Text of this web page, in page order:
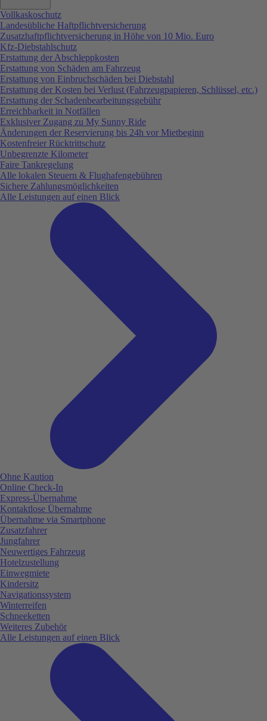
Vollkaskoschutz
Landesübliche Haftpflichtversicherung
Zusatzhaftpflichtversicherung in Höhe von 10 Mio. Euro
Kfz-Diebstahlschutz
Erstattung der Abschleppkosten
Erstattung von Schäden am Fahrzeug
Erstattung von Einbruchschäden bei Diebstahl
Erstattung der Kosten bei Verlust (Fahrzeugpapieren, Schlüssel, etc.)
Erstattung der Schadenbearbeitungsgebühr
Erreichbarkeit in Notfällen
Exklusiver Zugang zu My Sunny Ride
Änderungen der Reservierung bis 24h vor Mietbeginn
Kostenfreier Rücktrittschutz
Unbegrenzte Kilometer
Faire Tankregelung
Alle lokalen Steuern & Flughafengebühren
Sichere Zahlungsmöglichkeiten
Alle Leistungen auf einen Blick
Ohne Kaution
Online Check-In
Express-Übernahme
Kontaktlose Übernahme
Übernahme via Smartphone
Zusatzfahrer
Jungfahrer
Neuwertiges Fahrzeug
Hotelzustellung
Einwegmiete
Kindersitz
Navigationssystem
Winterreifen
Schneeketten
Weiteres Zubehör
Alle Leistungen auf einen Blick